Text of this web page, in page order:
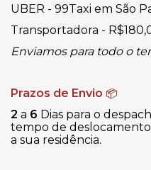
UBER - 99Taxi em São
Transportadora -
Enviamos para todo o
Prazos de Envio 📦
2 a 6 Dias para o
tempo de
a sua residência.